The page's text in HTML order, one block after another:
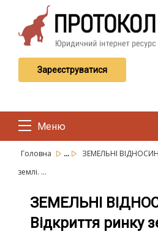
Зареєструватися
Меню
Головна ...
ЗЕМЕЛЬНІ
землі. ...
ЗЕМЕЛЬНІ
Відкриття ринку